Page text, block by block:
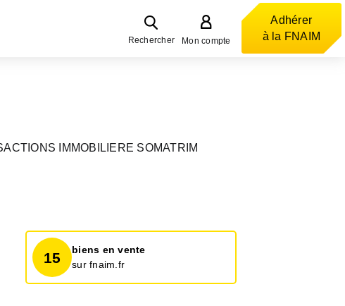
Rechercher Mon compte
Adhérer
à la FNAIM
IMMOBILIERE SOMATRIM
15
biens en vente
sur fnaim.fr